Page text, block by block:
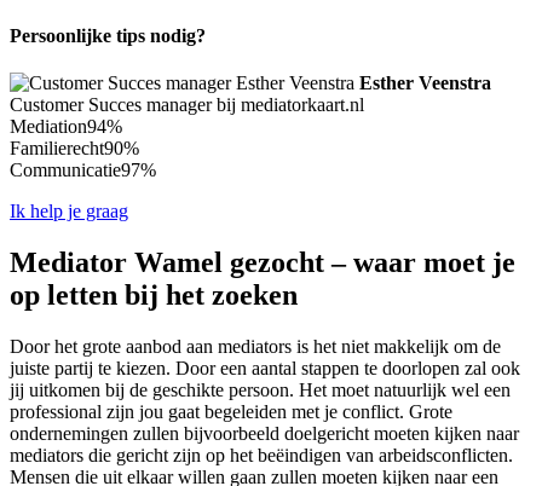
Persoonlijke tips nodig?
Esther Veenstra
Customer Succes manager bij mediatorkaart.nl
Mediation94%
Familierecht90%
Communicatie97%
Ik help je graag
Mediator Wamel gezocht – waar moet je
op letten bij het zoeken
Door het grote aanbod aan mediators is het niet makkelijk om de
juiste partij te kiezen. Door een aantal stappen te doorlopen zal ook
jij uitkomen bij de geschikte persoon. Het moet natuurlijk wel een
professional zijn jou gaat begeleiden met je conflict. Grote
ondernemingen zullen bijvoorbeeld doelgericht moeten kijken naar
mediators die gericht zijn op het beëindigen van arbeidsconflicten.
Mensen die uit elkaar willen gaan zullen moeten kijken naar een